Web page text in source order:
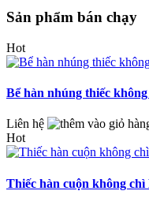
Sản phẩm bán chạy
Hot
Bể hàn nhúng thiếc
Liên hệ
Hot
Thiếc hàn cuộn không chì